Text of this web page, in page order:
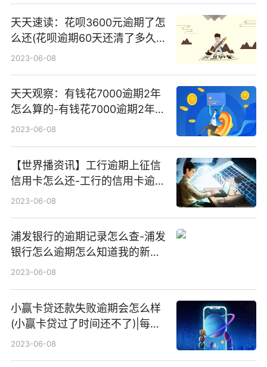
天天速读：花呗3600元逾期了怎
么还(花呗逾期60天还清了多久
能恢复使用资格)
2023-06-08
天天观察：有钱花7000逾期2年
怎么算的-有钱花7000逾期2年怎
么算的呢
2023-06-08
【世界播资讯】工行逾期上征信
信用卡怎么还-工行的信用卡逾期
会扣工行的工资卡么
2023-06-08
浦发银行的逾期记录怎么查-浦发
银行怎么逾期怎么知道我的新地
址 全球实时
2023-06-08
小赢卡贷还款失败逾期会怎么样
(小赢卡贷过了时间还不了)|每日
速递
2023-06-08